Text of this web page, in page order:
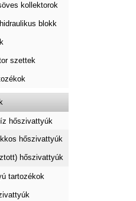
kollektorok
blokk
szettek
hőszivattyúk
hőszivattyúk
hőszivattyúk
tartozékok